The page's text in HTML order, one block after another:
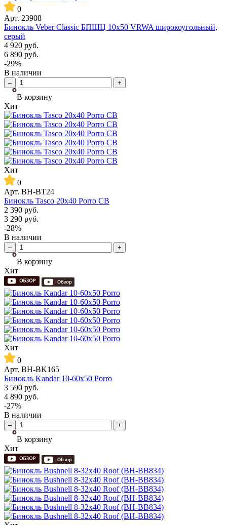
0
Арт. 23908
Бинокль Veber Classic БПШЦ 10x50 VRWA широкоугольный,
серый
4 920 руб.
6 890 руб.
-29%
В наличии
– +
В корзину
Хит
Хит
0
Арт. BH-BT24
Бинокль Tasco 20x40 Porro CB
2 390 руб.
3 290 руб.
-28%
В наличии
– +
В корзину
Хит
Хит
0
Арт. BH-BK165
Бинокль Kandar 10-60x50 Porro
3 590 руб.
4 890 руб.
-27%
В наличии
– +
В корзину
Хит